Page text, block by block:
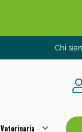
Chi
Veterinaria